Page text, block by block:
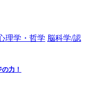
理学・哲学 脳科学/認
力！